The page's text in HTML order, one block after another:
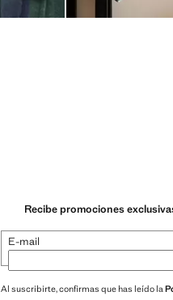
Recibe promociones
E-mail
Al suscribirte, confirmas que has leído la